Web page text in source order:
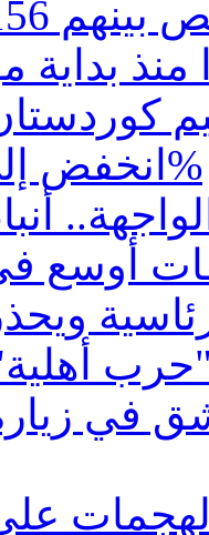
حرائق فرنسا.. توقيف 402
منذ بداية
انخفض إلى أقل من 10%
أوسع
في